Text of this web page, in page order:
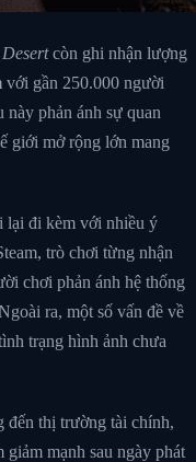
còn ghi nhận lượng
với gần 250.000 người
phản ánh sự quan
giới mở rộng lớn mang
lại đi kèm với nhiều ý
trò chơi từng nhận
chơi phản ánh hệ thống
ra, một số vấn đề về
trạng hình ảnh chưa
đến thị trường tài chính,
mạnh sau ngày phát